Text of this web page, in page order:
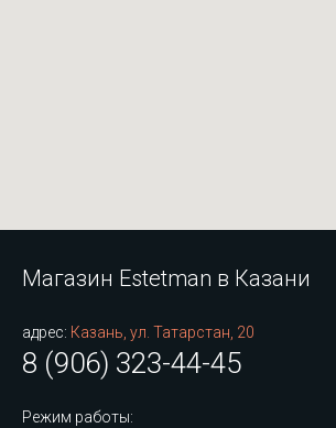
Магазин Estetman в Казани
адрес: Казань, ул. Татарстан, 20
8 (906) 323-44-45
Режим работы: